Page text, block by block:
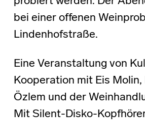
bei einer offenen
Lindenhofstraße.
Eine Veranstaltung von
Kooperation mit Eis
Özlem und der
Mit Silent-Disko-